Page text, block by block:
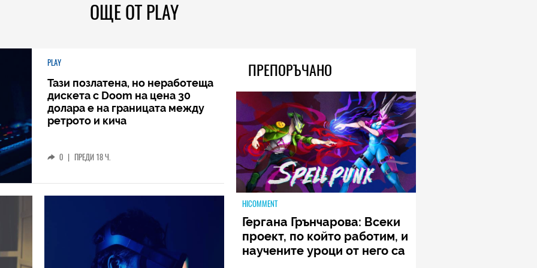
ОЩЕ ОТ PLAY
PLAY
Тази позлатена, но неработеща
дискета с Doom на цена 30
долара е на границата между
ретрото и кича
0 | ПРЕДИ 18 Ч.
ПРЕПОРЪЧАНО
HICOMMENT
Гергана Грънчарова: Всеки
проект, по който работим, и
научените уроци от него са